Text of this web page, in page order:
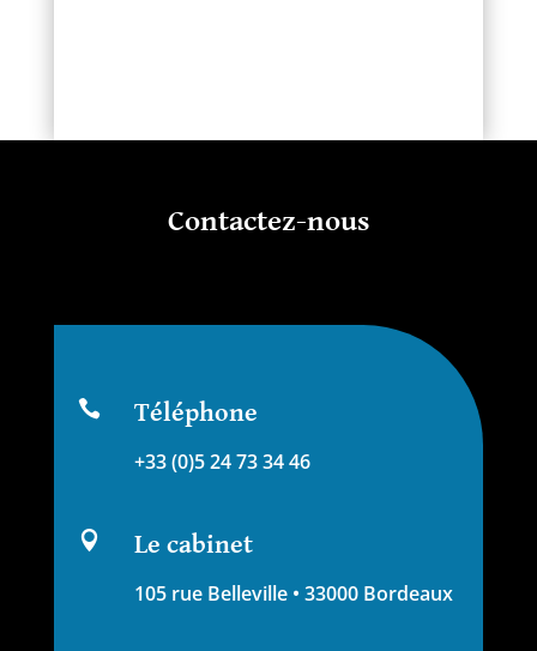
 Téléphone
+33 (0)5 24 73 34 46
 Le cabinet
105 rue Belleville • 33000 Bordeaux
Contactez-nous